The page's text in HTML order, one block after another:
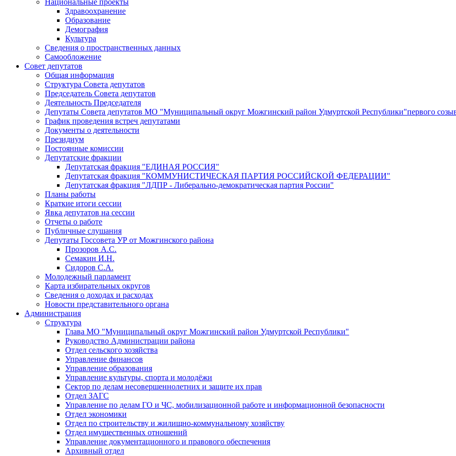
Здравоохранение
Образование
Демография
Культура
Сведения о пространственных данных
Самообложение
Совет депутатов
Общая информация
Структура Совета депутатов
Председатель Совета депутатов
Деятельность Председателя
Депутаты Совета депутатов МО "Муниципальный округ Можгинский район Удмуртской Республики"первого
График проведения встреч депутатами
Документы о деятельности
Президиум
Постоянные комиссии
Депутатские фракции
Депутатская фракция "ЕДИНАЯ РОССИЯ"
Депутатская фракция "КОММУНИСТИЧЕСКАЯ ПАРТИЯ РОССИЙСКОЙ ФЕДЕРАЦИИ"
Депутатская фракция "ЛДПР - Либерально-демократическая партия России"
Планы работы
Краткие итоги сессии
Явка депутатов на сессии
Отчеты о работе
Публичные слушания
Депутаты Госсовета УР от Можгинского района
Прозоров А.С.
Семакин И.Н.
Сидоров С.А.
Молодежный парламент
Карта избирательных округов
Сведения о доходах и расходах
Новости представительного органа
Администрация
Структура
Глава МО "Муниципальный округ Можгинский район Удмуртской Республики"
Руководство Администрации района
Отдел сельского хозяйства
Управление финансов
Управление образования
Управление культуры, спорта и молодёжи
Сектор по делам несовершеннолетних и защите их прав
Отдел ЗАГС
Управление по делам ГО и ЧС, мобилизационной работе и информационной безопасности
Отдел экономики
Отдел по строительству и жилищно-коммунальному хозяйству
Отдел имущественных отношений
Управление документационного и правового обеспечения
Архивный отдел